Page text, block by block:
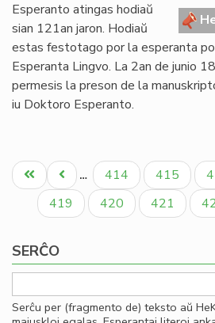
Esperanto atingas hodiaŭ
sian 121an jaron. Hodiaŭ
estas festotago por la esperanta
Esperanta Lingvo. La 2an de junio
permesis la preson de la
iu Doktoro Esperanto.
Pagination
Unua
paĝo
Antaŭa
paĝo
… Paĝo
414 Paĝo
415
Paĝo
419 Paĝo
420 Paĝo
421
SERĈO
Serĉu per (fragmento de) teksto aŭ